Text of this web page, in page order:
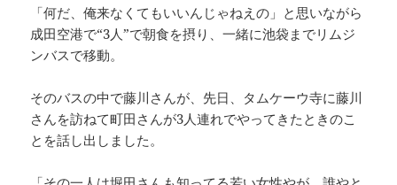
「何だ、俺来なくてもいいんじゃねえの」と思いながら
成田空港で“3人”で朝食を摂り、一緒に池袋までリムジ
ンバスで移動。
そのバスの中で藤川さんが、先日、タムケーウ寺に藤川
さんを訪ねて町田さんが3人連れでやってきたときのこ
とを話し出しました。